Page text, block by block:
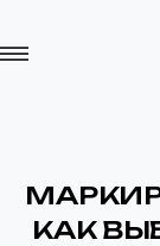
КАК